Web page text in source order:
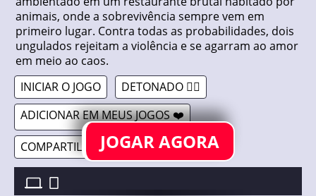
animais, onde a sobrevivência sempre vem em
primeiro lugar. Contra todas as probabilidades, dois
ungulados rejeitam a violência e se agarram ao amor
em meio ao caos.
INICIAR O JOGO
DETONADO 🤷‍♂️
ADICIONAR EM MEUS JOGOS ❤️
COMPARTILHAR 🔗JOGAR AGORA
CARNIVORE! //